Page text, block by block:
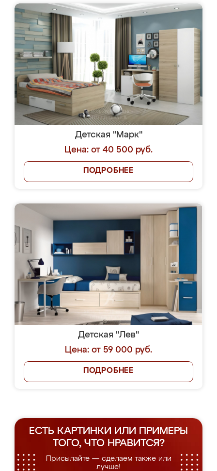
Детская "Марк"
Цена: от 40 500 руб.
ПОДРОБНЕЕ
Детская "Лев"
Цена: от 59 000 руб.
ПОДРОБНЕЕ
ЕСТЬ КАРТИНКИ ИЛИ ПРИМЕРЫ
ТОГО, ЧТО НРАВИТСЯ?
Присылайте — сделаем также или
лучше!